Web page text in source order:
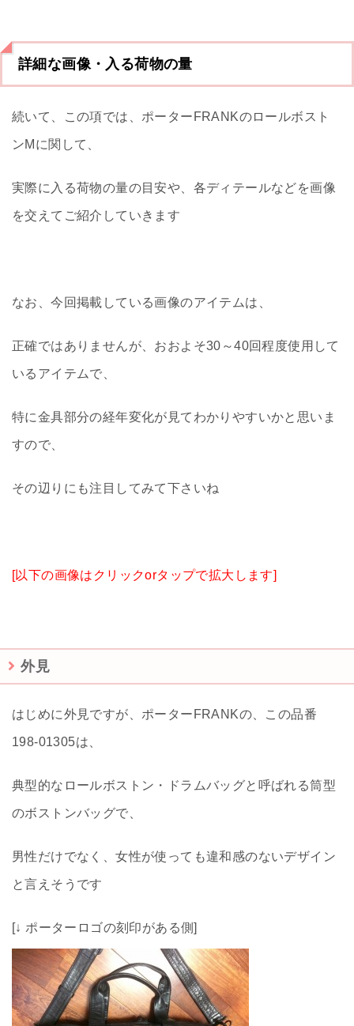
詳細な画像・入る荷物の量
続いて、この項では、ポーターFRANKのロールボスト
ンMに関して、
実際に入る荷物の量の目安や、各ディテールなどを画像
を交えてご紹介していきます
なお、今回掲載している画像のアイテムは、
正確ではありませんが、おおよそ30～40回程度使用して
いるアイテムで、
特に金具部分の経年変化が見てわかりやすいかと思いま
すので、
その辺りにも注目してみて下さいね
[以下の画像はクリックorタップで拡大します]
外見
はじめに外見ですが、ポーターFRANKの、この品番
198-01305は、
典型的なロールボストン・ドラムバッグと呼ばれる筒型
のボストンバッグで、
男性だけでなく、女性が使っても違和感のないデザイン
と言えそうです
[↓ ポーターロゴの刻印がある側]